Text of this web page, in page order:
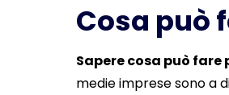
Cosa può
Sapere cosa può
medie imprese sono a